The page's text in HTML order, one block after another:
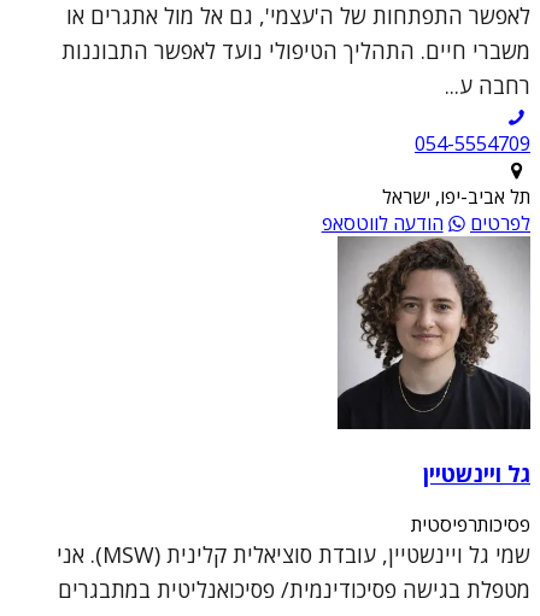
לאפשר התפתחות של ה'עצמי', גם אל מול אתגרים או
משברי חיים. התהליך הטיפולי נועד לאפשר התבוננות
רחבה ע...
054-5554709
תל אביב-יפו, ישראל
לפרטים
הודעה לווטסאפ
גל ויינשטיין
פסיכותרפיסטית
שמי גל ויינשטיין, עובדת סוציאלית קלינית (MSW). אני
מטפלת בגישה פסיכודינמית/ פסיכואנליטית במתבגרים